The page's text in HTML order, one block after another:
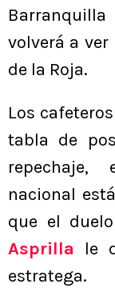
volverá a
de la Roja.
Los
tabla de
nacional
que el
Asprilla le
estratega.